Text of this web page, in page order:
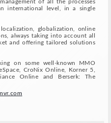
of all the processes
international level, in a single
localization, globalization, online
always taking into account all
and offering tailored solutions
on some well-known MMO
CroNix Online, Korner 5,
Online and Berserk: The